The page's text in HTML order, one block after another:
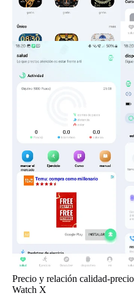
Precio y relación calidad-
Watch X